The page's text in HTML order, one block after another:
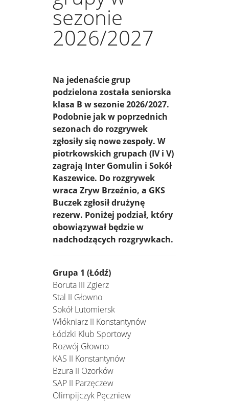
sezonie
2026/2027
Na jedenaście grup
podzielona została seniorska
klasa B w sezonie 2026/2027.
Podobnie jak w poprzednich
sezonach do rozgrywek
zgłosiły się nowe zespoły. W
piotrkowskich grupach (IV i V)
zagrają Inter Gomulin i Sokół
Kaszewice. Do rozgrywek
wraca Zryw Brzeźnio, a GKS
Buczek zgłosił drużynę
rezerw. Poniżej podział, który
obowiązywał będzie w
nadchodzących rozgrywkach.
Grupa 1 (Łódź)
Boruta III Zgierz
Stal II Głowno
Sokół Lutomiersk
Włókniarz II Konstantynów
Łódzki Klub Sportowy
Rozwój Głowno
KAS II Konstantynów
Bzura II Ozorków
SAP II Parzęczew
Olimpijczyk Pęczniew